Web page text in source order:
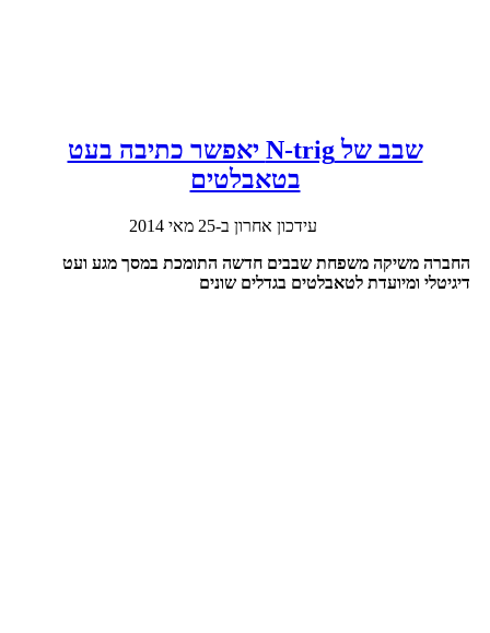
שבב של N-trig יאפשר כתיבה בעט
בטאבלטים
עידכון אחרון ב-25 מאי 2014
החברה משיקה משפחת שבבים חדשה התומכת במסך מגע ועט
דיגיטלי ומיועדת לטאבלטים בגדלים שונים